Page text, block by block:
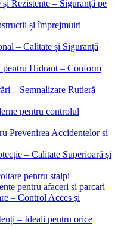
Rezistente – Siguranță pe
și împrejmuiri –
– Calitate și Siguranță
Hidrant – Conform
– Semnalizare Rutieră
pentru controlul
Prevenirea Accidentelor și
– Calitate Superioară și
pentru stalpi
pentru afaceri si parcari
– Control Acces și
– Ideali pentru orice